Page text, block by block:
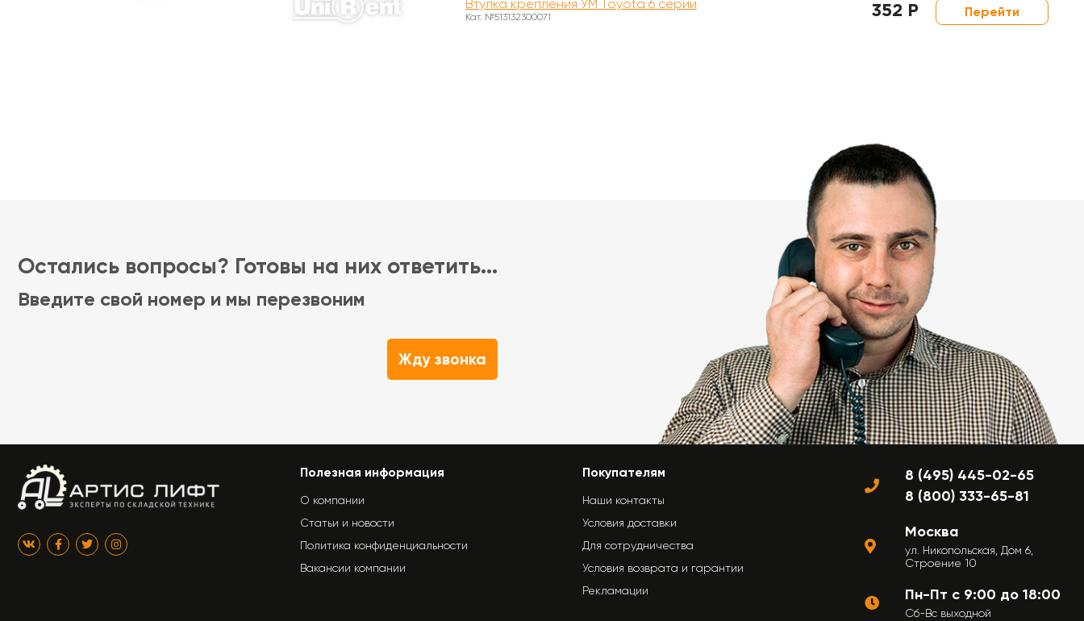
Втулка крепления УМ Toyota 6 серии
Кат. №513132300071 352 Р Перейти
Остались вопросы? Готовы на них ответить...
Введите свой номер и мы перезвоним
Жду звонка
Полезная информация
О компании
Статьи и новости
Политика конфиденциальности
Вакансии компании
Покупателям
Наши контакты
Условия доставки
Для сотрудничества
Условия возврата и гарантии
Рекламации
8 (495) 445-02-65
8 (800) 333-65-81
Москва
ул. Никопольская, Дом 6,
Строение 10
Пн-Пт с 9:00 до 18:00
Сб-Вс выходной